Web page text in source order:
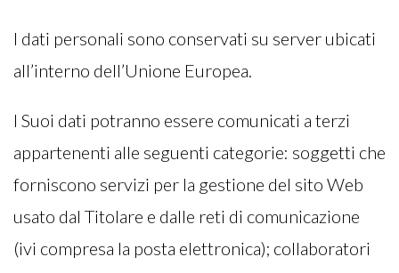
I dati personali sono conservati su server ubicati
all’interno dell’Unione Europea.
I Suoi dati potranno essere comunicati a terzi
appartenenti alle seguenti categorie: soggetti che
forniscono servizi per la gestione del sito Web
usato dal Titolare e dalle reti di comunicazione
(ivi compresa la posta elettronica); collaboratori